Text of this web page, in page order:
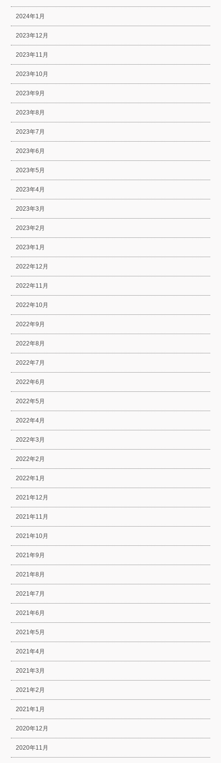
2024年1月
2023年12月
2023年11月
2023年10月
2023年9月
2023年8月
2023年7月
2023年6月
2023年5月
2023年4月
2023年3月
2023年2月
2023年1月
2022年12月
2022年11月
2022年10月
2022年9月
2022年8月
2022年7月
2022年6月
2022年5月
2022年4月
2022年3月
2022年2月
2022年1月
2021年12月
2021年11月
2021年10月
2021年9月
2021年8月
2021年7月
2021年6月
2021年5月
2021年4月
2021年3月
2021年2月
2021年1月
2020年12月
2020年11月